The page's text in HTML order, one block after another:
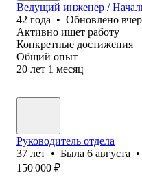
Ведущий инженер /
42 года • Обновлено
Активно ищет работу
Конкретные достижения
Общий опыт
20 лет 1 месяц
Руководитель отдела
37 лет • Была 6 августа •
150 000 ₽